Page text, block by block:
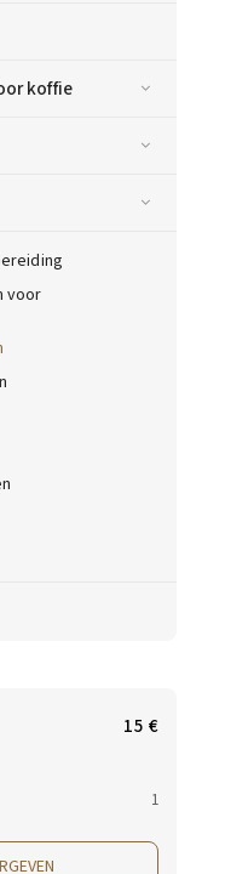
koffie
voor
15 €
1